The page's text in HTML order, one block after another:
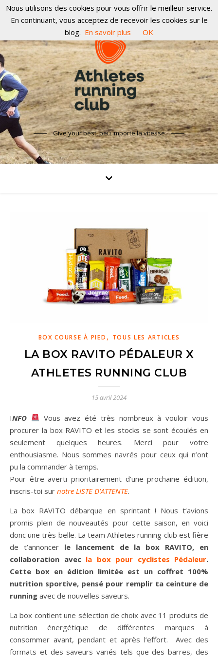
Give your best, peu importe la vitesse
BOX COURSE À PIED , TOUS LES ARTICLES
LA BOX RAVITO PÉDALEUR X
ATHLETES RUNNING CLUB
15 avril 2024
INFO
Vous avez été très nombreux à vouloir vous
procurer la box RAVITO et les stocks se sont écoulés en
seulement quelques heures. Merci pour votre
enthousiasme. Nous sommes navrés pour ceux qui n’ont
pu la commander à temps.
Pour être averti prioritairement d’une prochaine édition,
inscris-toi sur notre LISTE D’ATTENTE.
La box RAVITO débarque en sprintant ! Nous t’avions
promis plein de nouveautés pour cette saison, en voici
donc une très belle. La team Athletes running club est fière
de t’annoncerle lancement de la box RAVITO, en
collaboration avec la box pour cyclistes Pédaleur.
Cette box en édition limitée est un coffret 100%
nutrition sportive, pensé pour remplir ta ceinture de
running avec de nouvelles saveurs.
La box contient une sélection de choix avec 11 produits de
nutrition énergétique de différentes marques à
consommer avant, pendant et après l’effort. Avec des
formats et des saveurs variés tels que des barres, des
Nous utilisons des cookies pour vous offrir le meilleur service.
En continuant, vous acceptez de recevoir les cookies sur le
blog. En savoir plus OK